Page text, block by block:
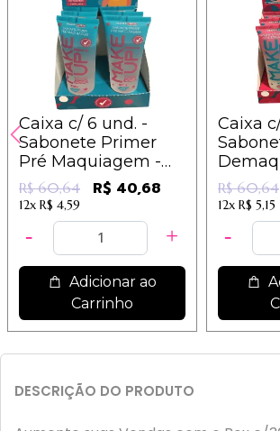
Caixa c/ 6 und. -
Sabonete Primer
Pré Maquiagem -
Make Up -
Dermachem
R$ 60,64 R$ 40,68
12x R$ 4,59
Adicionar ao
Carrinho
Caixa
Out -
R$ 60,64
12x R$ 5,15
DESCRIÇÃO DO PRODUTO